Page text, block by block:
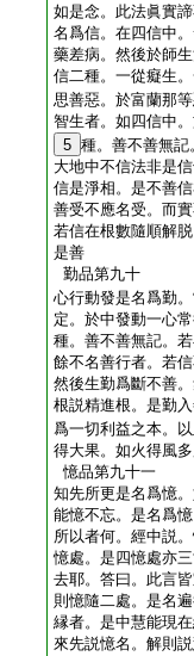
如是念。此法眞實
名爲信。在四信中
藥差病。然後於師
信二種。一從癡生
思善惡。於富蘭那
智生者。如四信中
5 種。善不善無
大地中不信法非是
信是淨相。是不善
善受不應名受。而
若信在根數隨順解
是善
勤品第九十
心行動發是名爲勤
定。於中發動一心
種。善不善無記。
餘不名善行者。若
然後生勤爲斷不善
根説精進根。是勤
爲一切利益之本。
得大果。如火得風
憶品第九十一
知先所更是名爲憶
能憶不忘。是名爲
所以者何。經中説
憶處。是四憶處亦
去耶。答曰。此言
則憶隨二處。是名
縁者。是中慧能現
來先説憶名。解則